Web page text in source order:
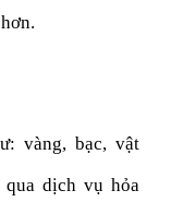
vàng, bạc, vật
qua dịch vụ hỏa